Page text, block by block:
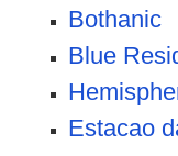
Bothanic
Blue
Estacao